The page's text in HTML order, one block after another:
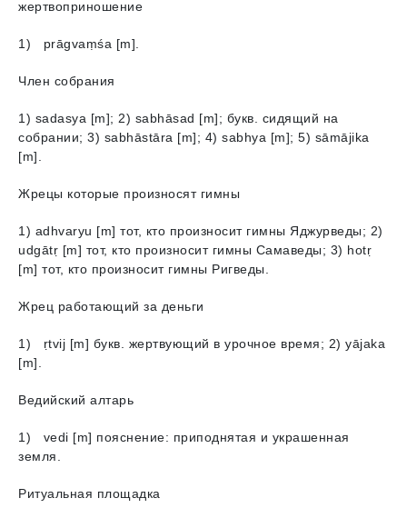
жертвоприношение
1) prāgvaṃśa [m].
Член собрания
1) sadasyа [m]; 2) sabhāsad [m]; букв. сидящий на
собрании; 3) sabhāstārа [m]; 4) sabhyа [m]; 5) sāmājikа
[m].
Жрецы которые произносят гимны
1) adhvaryu [m] тот, кто произносит гимны Яджурведы; 2)
udgātṛ [m] тот, кто произносит гимны Самаведы; 3) hotṛ
[m] тот, кто произносит гимны Ригведы.
Жрец работающий за деньги
1) ṛtvij [m] букв. жертвующий в урочное время; 2) yājakа
[m].
Ведийский алтарь
1) vedi [m] пояснение: приподнятая и украшенная
земля.
Ритуальная площадка